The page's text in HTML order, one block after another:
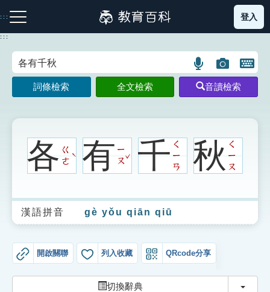
到
主
:::
注音索引圖示 筆畫索引圖示 部首索引表圖示
生字詞彙表
成語故事
索引選單
登入
:::
語
言
搜
示
圖
片
搜
示
開
鍵
圖
詞條檢索 全文檢索 音讀檢索
各ㄍ
ㄜ
ˋ 有ㄧ
ㄡ
ˇ千ㄑ
ㄧ
ㄢ
秋ㄑ
ㄧ
ㄡ
漢語拼音 gè yǒu qiān qiū
開啟關聯 列入收藏 QRcode分享
切換辭典 切換